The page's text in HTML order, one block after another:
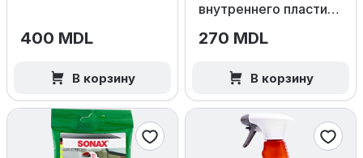
400 MDL
В корзину
внутреннего пластика
270 MDL
В корзину